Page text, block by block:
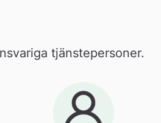
tjänstepersoner.